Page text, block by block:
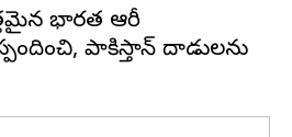
భారత ఆర్మీ
పాకిస్తాన్ దాడులను